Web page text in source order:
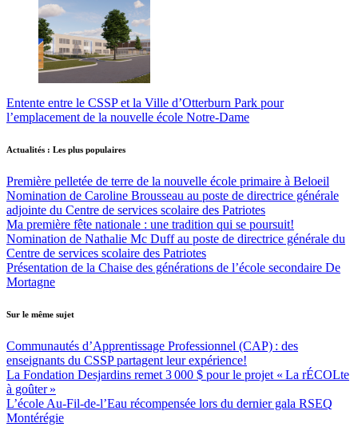
Entente entre le CSSP et la Ville d’Otterburn Park pour
l’emplacement de la nouvelle école Notre-Dame
Actualités : Les plus populaires
Première pelletée de terre de la nouvelle école primaire à Beloeil
Nomination de Caroline Brousseau au poste de directrice générale
adjointe du Centre de services scolaire des Patriotes
Ma première fête nationale : une tradition qui se poursuit!
Nomination de Nathalie Mc Duff au poste de directrice générale du
Centre de services scolaire des Patriotes
Présentation de la Chaise des générations de l’école secondaire De
Mortagne
Sur le même sujet
Communautés d’Apprentissage Professionnel (CAP) : des
enseignants du CSSP partagent leur expérience!
La Fondation Desjardins remet 3 000 $ pour le projet « La rÉCOLte
à goûter »
L’école Au-Fil-de-l’Eau récompensée lors du dernier gala RSEQ
Montérégie